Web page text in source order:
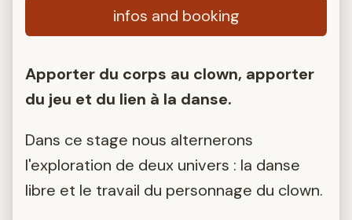
infos and booking
Apporter du corps au clown, apporter
du jeu et du lien à la danse.
Dans ce stage nous alternerons
l'exploration de deux univers : la danse
libre et le travail du personnage du clown.